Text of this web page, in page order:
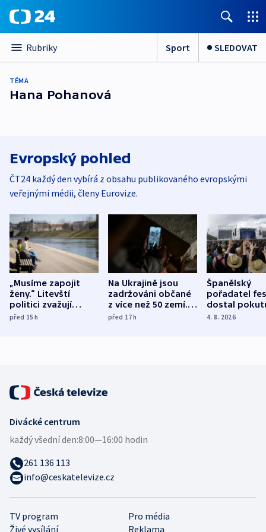
Rubriky Sport SLEDOVAT
TÉMA
Hana Pohanová
Evropský pohled
ČT24 každý den vybírá z obsahu publikovaného evropskými
veřejnými médii, členy Eurovize.
„Musíme zapojit
ženy.“ Litevští
politici zvažují
dohodu o
před 15h
Na Ukrajině jsou
zadržováni občané
z více než 50 zemí.
Bojovali na straně
před 17h
Španělský
pořadatel
dostal
nekalé
4. 8. 2026
TV program
Pro média
Živé vysílání
Reklama
Divácké centrum
každý všední den:8:00—16:00 hodin
261 136 113
info@ceskatelevize.cz